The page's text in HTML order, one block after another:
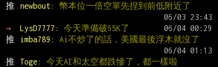
推
newbout : 幣本位一倍空單先捏到前低附近了
→
LysD7777 : 今天準備破65K了
推
imba789 : Ai不炒了的話，美國最後浮木就沒了
推
Toge : 今天AI和太空都跌慘了，都一樣啦